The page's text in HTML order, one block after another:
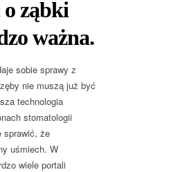
o ząbki
ważna.
sobie sprawy z
nie muszą już być
technologia
stomatologii
sprawić, że
uśmiech. W
wiele portali